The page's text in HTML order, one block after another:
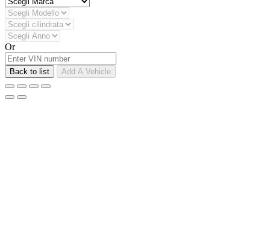
Or
Back to list Add A Vehicle